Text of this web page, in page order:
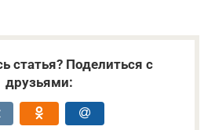
статья? Поделиться с
друзьями: